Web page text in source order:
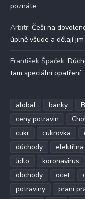
poznáte
Arbitr: Češi na
úplně všude a dělají
František Špaček:
tam speciální opatření
alobal banky
ceny potravin
cukr
cukrovka
důchody
elektřina
Jídlo
koronavirus
obchody
ocet
potraviny
praní